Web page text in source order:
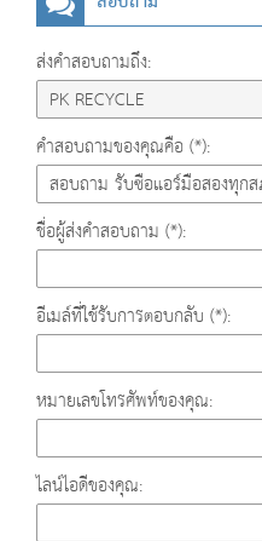
ส่งคำสอบถามถึง:
คำสอบถามของคุณคือ (*):
ชื่อผู้ส่งคำสอบถาม (*):
อีเมล์ที่ใช้รับการตอบกลับ (*):
หมายเลขโทรศัพท์ของคุณ:
ไลน์ไอดีของคุณ: